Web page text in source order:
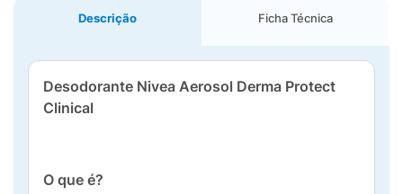
Descrição Ficha Técnica
Desodorante Nivea Aerosol Derma Protect
Clinical
O que é?